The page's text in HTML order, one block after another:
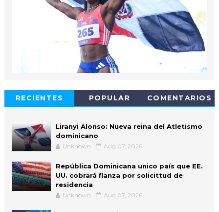
RECIENTES POPULAR COMENTARIOS
Liranyi Alonso: Nueva reina del Atletismo
dominicano
Unknown Aug 07, 2026
República Dominicana unico país que EE.
UU. cobrará fianza por solicittud de
residencia
Unknown Aug 07, 2026